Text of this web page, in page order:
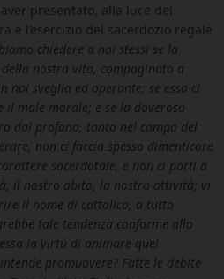
presentato, alla luce del
e l’esercizio del sacerdozio regale
chiedere a noi stessi se la
nostra vita, compaginata a
noi sveglia ed operante; se essa ci
male morale; e se la doverosa
dal profano, tanto nel campo del
non ci faccia spesso dimenticare
sacerdotale, e non ci porti a
il nostro abito, la nostra attività; vi
il nome di cattolico, a tutto
tale tendenza conforme allo
la virtù di animare quel
promuovere? Fatte le debite